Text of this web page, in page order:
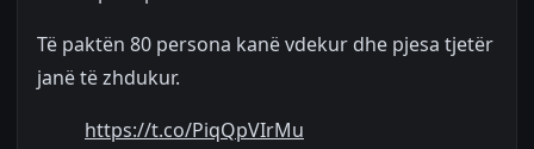
Të paktën 80 persona kanë vdekur dhe pjesa tjetër
janë të zhdukur.
https://t.co/PiqQpVIrMu